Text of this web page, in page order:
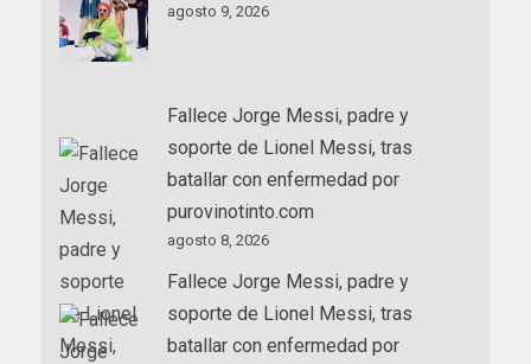
agosto 9, 2026
Fallece Jorge Messi, padre y
soporte de Lionel Messi, tras
batallar con enfermedad por
purovinotinto.com
agosto 8, 2026
Fallece Jorge Messi, padre y
soporte de Lionel Messi, tras
batallar con enfermedad por